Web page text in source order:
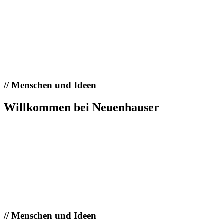
//Menschen und Ideen
Willkommen bei Neuenhauser
//Menschen und Ideen